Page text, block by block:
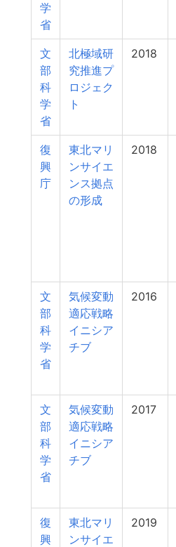
学
省
文
部
科
学
省
北極域研
究推進プ
ロジェク
ト
2018
復
興
庁
東北マリ
ンサイエ
ンス拠点
の形成
2018
文
部
科
学
省
気候変動
適応戦略
イニシア
チブ
2016
文
部
科
学
省
気候変動
適応戦略
イニシア
チブ
2017
復
興
東北マリ
ンサイエ
2019